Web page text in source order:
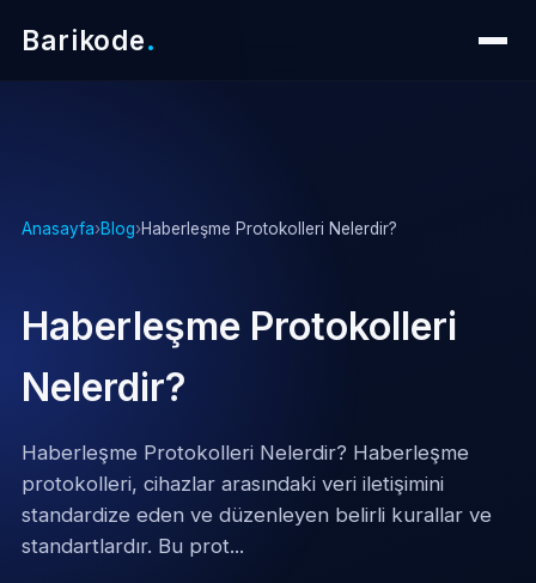
Barikode.
Anasayfa›Blog›Haberleşme Protokolleri Nelerdir?
Haberleşme Protokolleri
Nelerdir?
Haberleşme Protokolleri Nelerdir? Haberleşme
protokolleri, cihazlar arasındaki veri iletişimini
standardize eden ve düzenleyen belirli kurallar ve
standartlardır. Bu prot...